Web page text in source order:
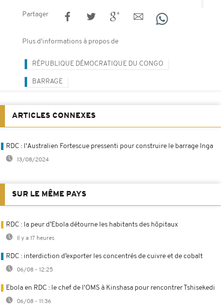
Partager
Plus d'informations à propos de
RÉPUBLIQUE DÉMOCRATIQUE DU CONGO
BARRAGE
ARTICLES CONNEXES
RDC : l'Australien Fortescue pressenti pour construire le barrage Inga
13/08/2024
SUR LE MÊME PAYS
RDC : la peur d’Ebola détourne les habitants des hôpitaux
Il y a 17 heures
RDC : interdiction d’exporter les concentrés de cuivre et de cobalt
06/08 - 12:25
Ebola en RDC : le chef de l'OMS à Kinshasa pour rencontrer Tshisekedi
06/08 - 11:36